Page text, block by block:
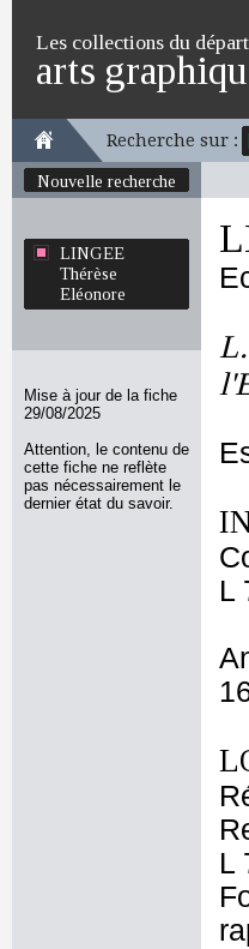
Les collections du
arts
Recherche sur :
Nouvelle recherche
LINGEE
Thérèse
Eléonore
Mise à jour de la fiche
29/08/2025
Attention, le contenu de
cette fiche ne reflète
pas nécessairement le
dernier état du savoir.
L
L